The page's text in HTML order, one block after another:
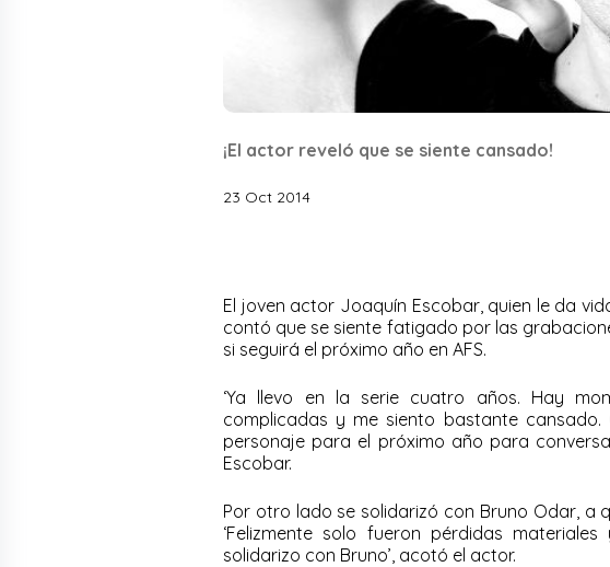
¡El actor reveló que se siente cansado!
23 Oct 2014
El joven actor Joaquín Escobar, quien le da
contó que se siente fatigado por las
si seguirá el próximo año en AFS.
‘Ya llevo en la serie cuatro años. Hay
complicadas y me siento bastante
personaje para el próximo año para
Escobar.
Por otro lado se solidarizó con Bruno Odar, a
‘Felizmente solo fueron pérdidas
solidarizo con Bruno’, acotó el actor.